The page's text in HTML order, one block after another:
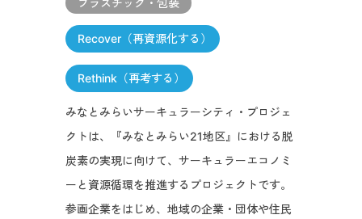
プラスチック・包装
Recover（再資源化する）
Rethink（再考する）
みなとみらいサーキュラーシティ・プロジェ
クトは、『みなとみらい21地区』における脱
炭素の実現に向けて、サーキュラーエコノミ
ーと資源循環を推進するプロジェクトです。
参画企業をはじめ、地域の企業・団体や住民